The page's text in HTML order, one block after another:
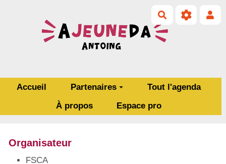
Accueil Partenaires
Tout l'agenda
À propos
Espace pro
Rechercher
Organisateur
FSCA